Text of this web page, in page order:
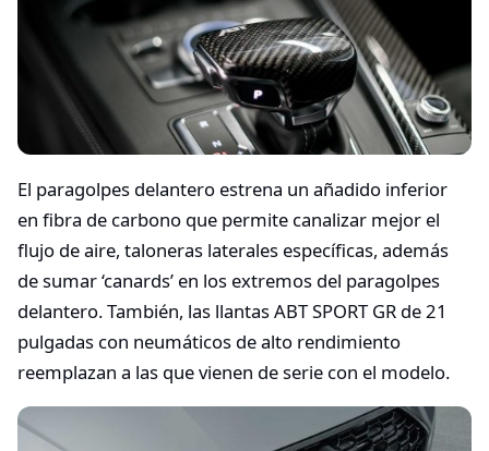
El paragolpes delantero estrena un añadido inferior
en fibra de carbono que permite canalizar mejor el
flujo de aire, taloneras laterales específicas, además
de sumar ‘canards’ en los extremos del paragolpes
delantero. También, las llantas ABT SPORT GR de 21
pulgadas con neumáticos de alto rendimiento
reemplazan a las que vienen de serie con el modelo.